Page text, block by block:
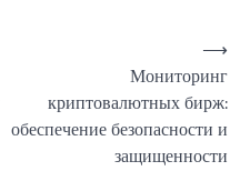
Мониторинг
криптовалютных бирж:
обеспечение безопасности и
защищенности
⟶